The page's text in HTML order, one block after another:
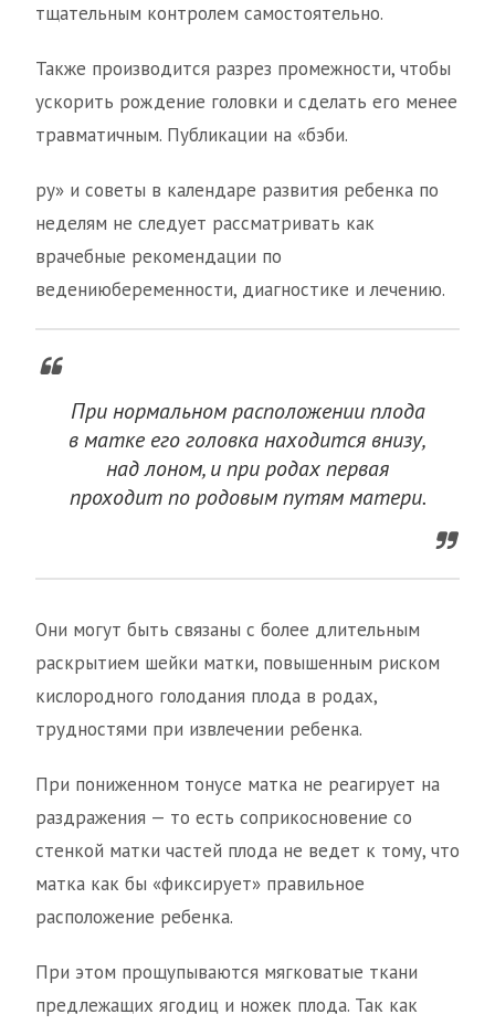
тщательным контролем самостоятельно.
Также производится разрез промежности, чтобы
ускорить рождение головки и сделать его менее
травматичным. Публикации на «бэби.
ру» и советы в календаре развития ребенка по
неделям не следует рассматривать как
врачебные рекомендации по
ведениюбеременности, диагностике и лечению.
При нормальном расположении плода
в матке его головка находится внизу,
над лоном, и при родах первая
проходит по родовым путям матери.
Они могут быть связаны с более длительным
раскрытием шейки матки, повышенным риском
кислородного голодания плода в родах,
трудностями при извлечении ребенка.
При пониженном тонусе матка не реагирует на
раздражения — то есть соприкосновение со
стенкой матки частей плода не ведет к тому, что
матка как бы «фиксирует» правильное
расположение ребенка.
При этом прощупываются мягковатые ткани
предлежащих ягодиц и ножек плода. Так как